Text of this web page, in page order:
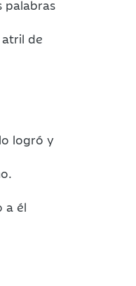
palabras
de
logró y
a él